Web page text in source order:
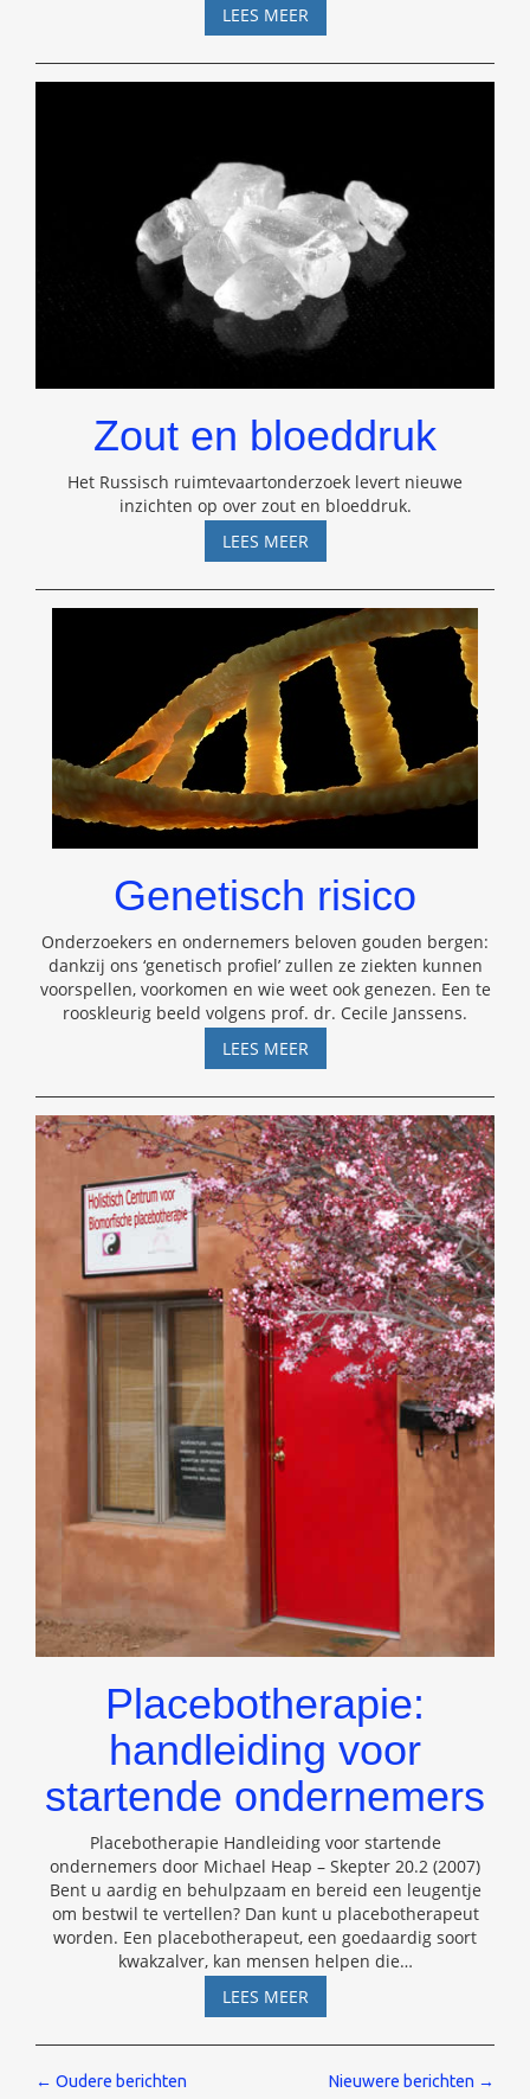
LEES MEERINTERMITTENT
FASTING
–
DE
Zout en bloeddruk
Het Russisch ruimtevaartonderzoek levert nieuwe
inzichten op over zout en bloeddruk.
LEES MEERZOUT
EN
BLOEDDRUK
Genetisch risico
Onderzoekers en ondernemers beloven gouden bergen:
dankzij ons ‘genetisch profiel’ zullen ze ziekten kunnen
voorspellen, voorkomen en wie weet ook genezen. Een te
rooskleurig beeld volgens prof. dr. Cecile Janssens.
LEES MEERGENETISCH
RISICO
Placebotherapie:
handleiding voor
startende ondernemers
Placebotherapie Handleiding voor startende
ondernemers door Michael Heap – Skepter 20.2 (2007)
Bent u aardig en behulpzaam en bereid een leugentje
om bestwil te vertellen? Dan kunt u placebotherapeut
worden. Een placebotherapeut, een goedaardig soort
kwakzalver, kan mensen helpen die…
LEES MEERPLACEBOTHERAPIE:
HANDLEIDING
VOOR
ONDERNEMERS
← Oudere berichten Nieuwere berichten →